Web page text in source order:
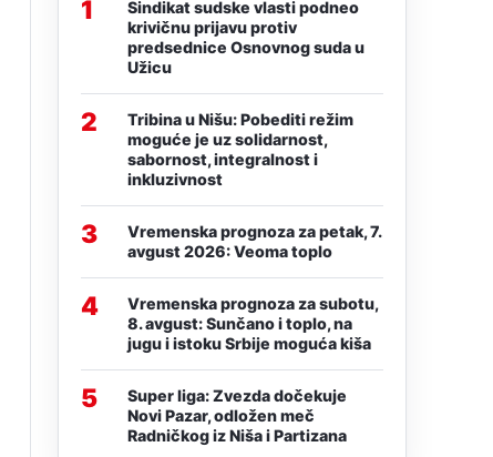
1
Sindikat sudske vlasti podneo
krivičnu prijavu protiv
predsednice Osnovnog suda u
Užicu
2
Tribina u Nišu: Pobediti režim
moguće je uz solidarnost,
sabornost, integralnost i
inkluzivnost
3
Vremenska prognoza za petak, 7.
avgust 2026: Veoma toplo
4
Vremenska prognoza za subotu,
8. avgust: Sunčano i toplo, na
jugu i istoku Srbije moguća kiša
5
Super liga: Zvezda dočekuje
Novi Pazar, odložen meč
Radničkog iz Niša i Partizana